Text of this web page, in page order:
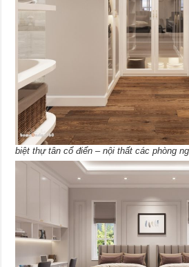
biệt thự tân cổ điển – nội thất các phòng